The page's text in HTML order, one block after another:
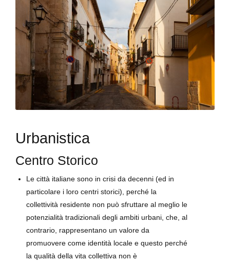
Urbanistica
Centro Storico
Le città italiane sono in crisi da decenni (ed in
particolare i loro centri storici), perché la
collettività residente non può sfruttare al meglio le
potenzialità tradizionali degli ambiti urbani, che, al
contrario, rappresentano un valore da
promuovere come identità locale e questo perché
la qualità della vita collettiva non è